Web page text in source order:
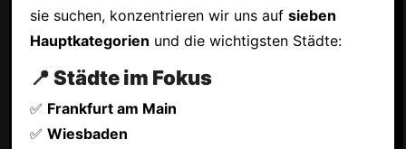
sie suchen, konzentrieren wir uns auf sieben
Hauptkategorien und die wichtigsten Städte:
📍 Städte im Fokus
✅ Frankfurt am Main
✅ Wiesbaden